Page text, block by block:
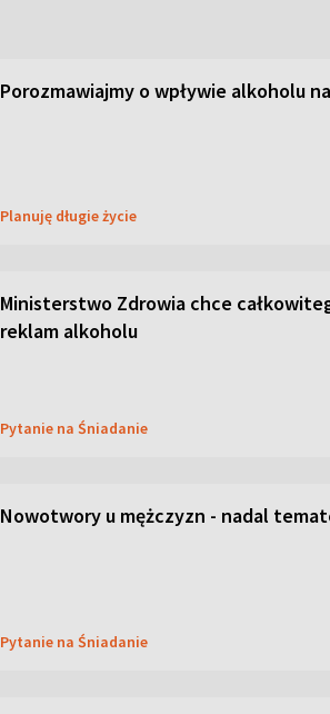
Porozmawiajmy o wpływie alkoholu
Planuję długie życie
Ministerstwo Zdrowia chce
reklam alkoholu
Pytanie na Śniadanie
Nowotwory u mężczyzn - nadal
Pytanie na Śniadanie